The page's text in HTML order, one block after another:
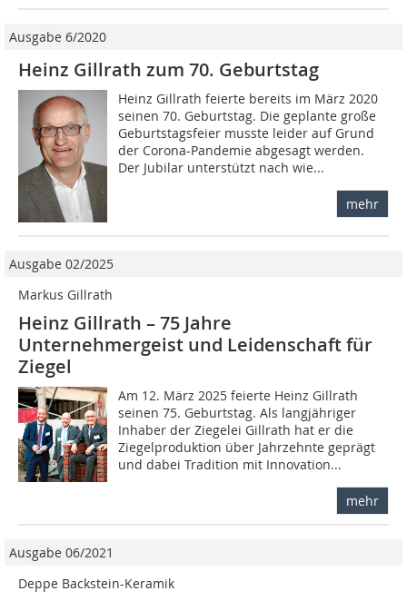
Ausgabe 6/2020
Heinz Gillrath zum 70. Geburtstag
Heinz Gillrath feierte bereits im März 2020
seinen 70. Geburtstag. Die geplante große
Geburtstagsfeier musste leider auf Grund
der Corona-Pandemie abgesagt werden.
Der Jubilar unterstützt nach wie...
mehr
Ausgabe 02/2025
Markus Gillrath
Heinz Gillrath – 75 Jahre
Unternehmergeist und Leidenschaft für
Ziegel
Am 12. März 2025 feierte Heinz Gillrath
seinen 75. Geburtstag. Als langjähriger
Inhaber der Ziegelei Gillrath hat er die
Ziegelproduktion über Jahrzehnte geprägt
und dabei Tradition mit Innovation...
mehr
Ausgabe 06/2021
Deppe Backstein-Keramik